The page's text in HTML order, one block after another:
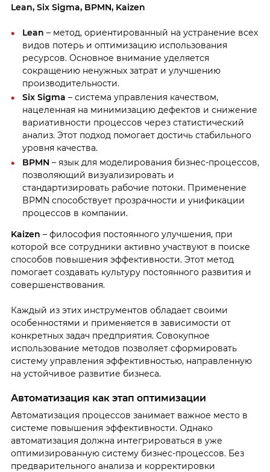
Lean, Six Sigma, BPMN, Kaizen
Lean – метод, ориентированный на устранение всех
видов потерь и оптимизацию использования
ресурсов. Основное внимание уделяется
сокращению ненужных затрат и улучшению
производительности.
Six Sigma – система управления качеством,
нацеленная на минимизацию дефектов и снижение
вариативности процессов через статистический
анализ. Этот подход помогает достичь стабильного
уровня качества.
BPMN – язык для моделирования бизнес-процессов,
позволяющий визуализировать и
стандартизировать рабочие потоки. Применение
BPMN способствует прозрачности и унификации
процессов в компании.
Kaizen – философия постоянного улучшения, при
которой все сотрудники активно участвуют в поиске
способов повышения эффективности. Этот метод
помогает создавать культуру постоянного развития и
совершенствования.
Каждый из этих инструментов обладает своими
особенностями и применяется в зависимости от
конкретных задач предприятия. Совокупное
использование методов позволяет сформировать
систему управления эффективностью, направленную
на устойчивое развитие бизнеса.
Автоматизация как этап оптимизации
Автоматизация процессов занимает важное место в
системе повышения эффективности. Однако
автоматизация должна интегрироваться в уже
оптимизированную систему бизнес-процессов. Без
предварительного анализа и корректировки